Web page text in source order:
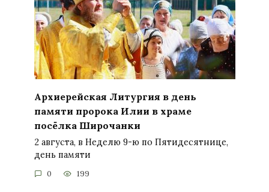
Архиерейская Литургия в день
памяти пророка Илии в храме
посёлка Широчанки
2 августа, в Неделю 9-ю по Пятидесятнице,
день памяти
0 199